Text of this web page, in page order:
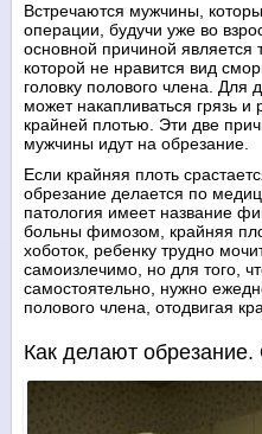
Встречаются мужчины,
операции, будучи уже во
основной причиной является
которой не нравится вид
головку полового члена. Для
может накапливаться грязь
крайней плотью. Эти две
мужчины идут на обрезание.
Если крайняя плоть
обрезание делается по
патология имеет название
больны фимозом, крайняя
хоботок, ребенку трудно
самоизлечимо, но для того,
самостоятельно, нужно
полового члена, отодвигая
Как делают